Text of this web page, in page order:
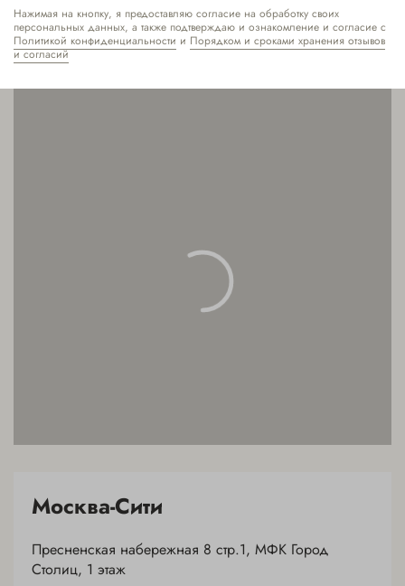
sale@milfey.ru
Запись
Москва-Сити
Пресненская набережная 8 стр.1, МФК Город
Столиц, 1 этаж
Нажимая на кнопку, я предоставляю согласие на обработку своих
персональных данных, а также подтверждаю и ознакомление и согласие с
Политикой конфиденциальности и Порядком и сроками хранения отзывов
и согласий